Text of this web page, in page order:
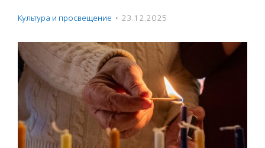
Культура и просвещение · 23.12.2025